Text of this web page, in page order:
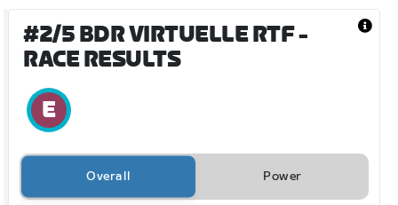
#2/5 BDR VIRTUELLE RTF-
RACE RESULTS
Overall Power